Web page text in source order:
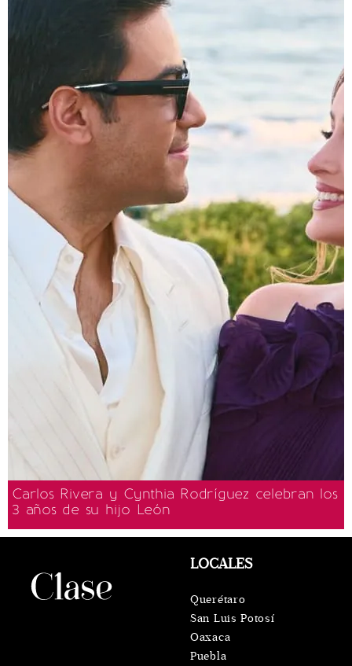
Carlos Rivera y Cynthia Rodríguez celebran los
3 años de su hijo León
LOCALES
Querétaro
San Luis Potosí
Oaxaca
Puebla